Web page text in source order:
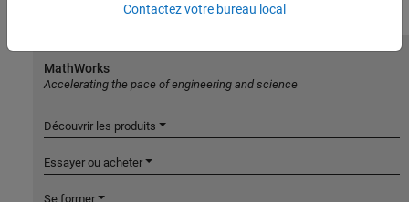
Contactez votre bureau local
MathWorks
Accelerating the pace of engineering and science
Découvrir les produits
Essayer ou acheter
Se former